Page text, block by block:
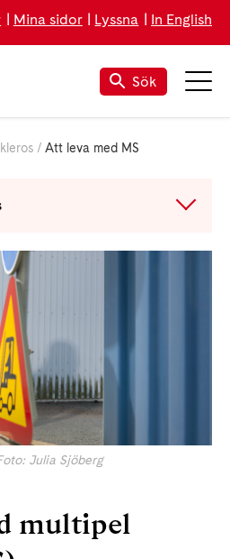
Mina sidor Lyssna In English
Sök
Att leva med MS
Julia Sjöberg
multipel